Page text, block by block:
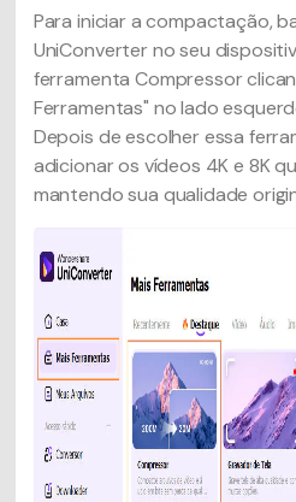
Para iniciar a compactação,
UniConverter no seu
ferramenta Compressor
Ferramentas" no lado
Depois de escolher essa
adicionar os vídeos 4K e 8K
mantendo sua qualidade